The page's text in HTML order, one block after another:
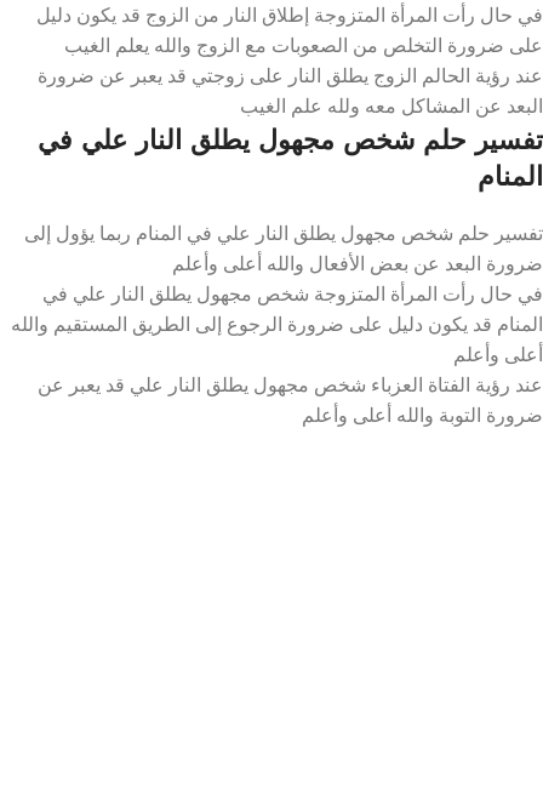
في حال رأت المرأة المتزوجة إطلاق النار من الزوج قد يكون دليل
على ضرورة التخلص من الصعوبات مع الزوج والله يعلم الغيب
عند رؤية الحالم الزوج يطلق النار على زوجتي قد يعبر عن ضرورة
البعد عن المشاكل معه ولله علم الغيب
تفسير حلم شخص مجهول يطلق النار علي في
المنام
تفسير حلم شخص مجهول يطلق النار علي في المنام ربما يؤول إلى
ضرورة البعد عن بعض الأفعال والله أعلى وأعلم
في حال رأت المرأة المتزوجة شخص مجهول يطلق النار علي في
المنام قد يكون دليل على ضرورة الرجوع إلى الطريق المستقيم والله
أعلى وأعلم
عند رؤية الفتاة العزباء شخص مجهول يطلق النار علي قد يعبر عن
ضرورة التوبة والله أعلى وأعلم